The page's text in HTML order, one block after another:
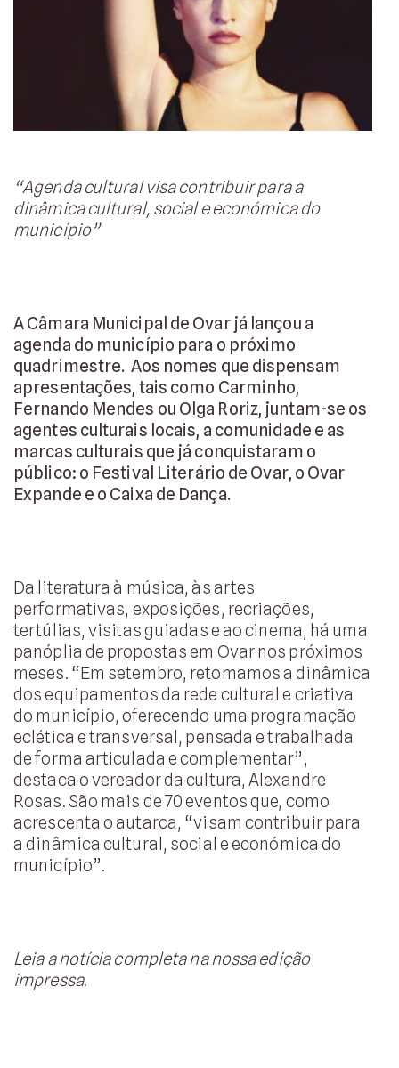
“Agenda cultural visa contribuir para a
dinâmica cultural, social e económica do
município”
A Câmara Municipal de Ovar já lançou a
agenda do município para o próximo
quadrimestre. Aos nomes que dispensam
apresentações, tais como Carminho,
Fernando Mendes ou Olga Roriz, juntam-se os
agentes culturais locais, a comunidade e as
marcas culturais que já conquistaram o
público: o Festival Literário de Ovar, o Ovar
Expande e o Caixa de Dança.
Da literatura à música, às artes
performativas, exposições, recriações,
tertúlias, visitas guiadas e ao cinema, há uma
panóplia de propostas em Ovar nos próximos
meses. “Em setembro, retomamos a dinâmica
dos equipamentos da rede cultural e criativa
do município, oferecendo uma programação
eclética e transversal, pensada e trabalhada
de forma articulada e complementar”,
destaca o vereador da cultura, Alexandre
Rosas. São mais de 70 eventos que, como
acrescenta o autarca, “visam contribuir para
a dinâmica cultural, social e económica do
município”.
Leia a notícia completa na nossa edição
impressa.